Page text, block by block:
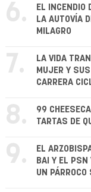
6.
EL INCENDIO
LA AUTOVÍA
MILAGRO
7.
LA VIDA
MUJER Y
CARRERA
8.
99
TARTAS DE
9.
EL
BAI Y EL PSN
UN PÁRROCO